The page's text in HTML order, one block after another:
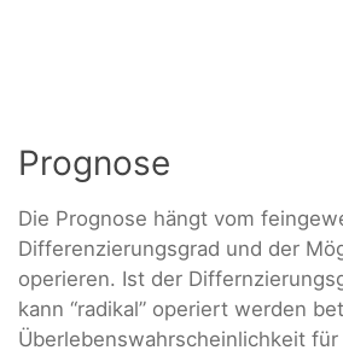
Prognose
Die Prognose hängt vom
Differenzierungsgrad und der
operieren. Ist der
kann “radikal” operiert werden
Überlebenswahrscheinlichkeit für